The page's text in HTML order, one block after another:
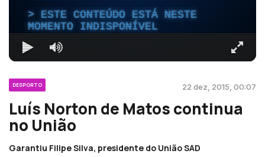
ESTE CONTEÚDO ESTÁ NESTE
MOMENTO INDISPONÍVEL
DESPORTO 22 dez, 2015, 00:07
Luís Norton de Matos continua
no União
Garantiu Filipe Silva, presidente do União SAD